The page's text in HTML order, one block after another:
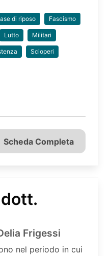
di riposo Fascismo
Lutto Militari
Scioperi
Scheda Completa
Frigessi
nel periodo in cui